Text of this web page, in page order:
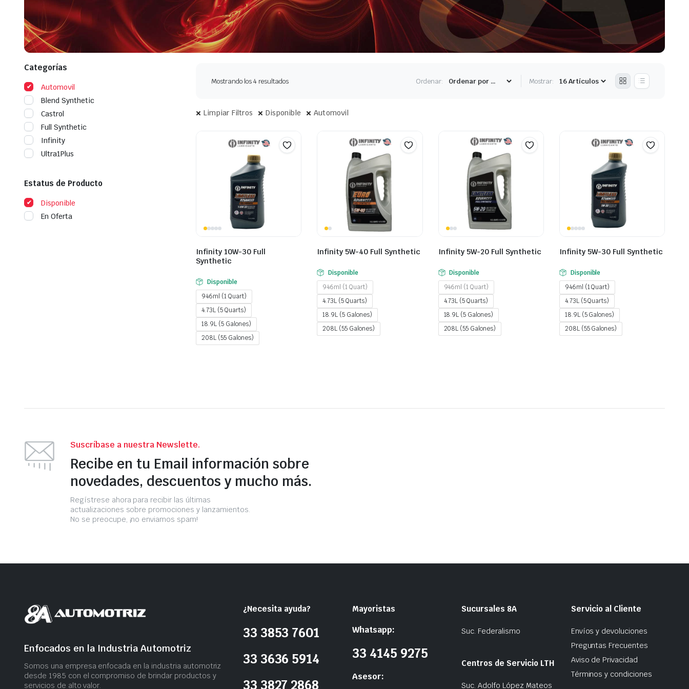
Mostrando los 4 resultadosOrdenado
últimos
Ordenar: Mostrar:
Limpiar Filtros Disponible Automovil
Infinity 10W-30 Full
Synthetic
Disponible
946ml (1 Quart)
4.73L (5 Quarts)
18.9L (5 Galones)
208L (55 Galones)
Infinity 5W-40 Full Synthetic
Disponible
946ml (1 Quart)
4.73L (5 Quarts)
18.9L (5 Galones)
208L (55 Galones)
Infinity 5W-20 Full Synthetic
Disponible
946ml (1 Quart)
4.73L (5 Quarts)
18.9L (5 Galones)
208L (55 Galones)
Infinity 5W-30 Full Synthetic
Disponible
946ml (1 Quart)
4.73L (5 Quarts)
18.9L (5 Galones)
208L (55 Galones)
Categorías
Automovil
Blend Synthetic
Castrol
Full Synthetic
Infinity
Ultra1Plus
Estatus de Producto
Disponible
En Oferta
Suscríbase a nuestra Newslette.
Recibe en tu Email información sobre
novedades, descuentos y mucho más.
Regístrese ahora para recibir las últimas
actualizaciones sobre promociones y lanzamientos.
No se preocupe, ¡no enviamos spam!
Enfocados en la Industria Automotriz
Somos una empresa​ enfocada en la industria automotriz
desde 1985 con el compromiso​ de brindar productos ​y
servicios​ de alto valor.
¿Necesita ayuda?
33 3853 7601
33 3636 5914
33 3827 2868
Mayoristas
Whatsapp:
33 4145 9275
Asesor:
Sucursales 8A
Suc. Federalismo
Centros de Servicio LTH
Suc. Adolfo López Mateos
Servicio al Cliente
Envíos y devoluciones
Preguntas Frecuentes
Aviso de Privacidad
Términos y condiciones